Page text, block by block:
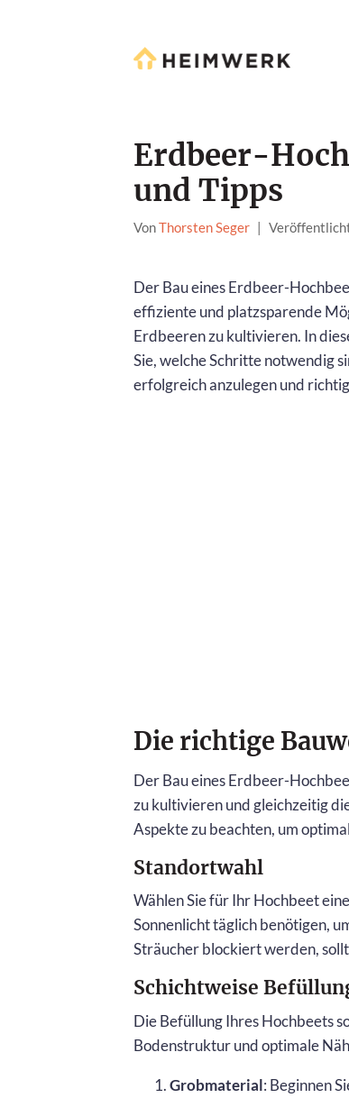
Erdbeer-
und Tipps
VonThorsten Seger |
Der Bau eines Erdbeer-
effiziente und platzsparende
Erdbeeren zu kultivieren. In
Sie, welche Schritte notwendig
erfolgreich anzulegen und
Die richtige
Der Bau eines Erdbeer-
zu kultivieren und gleichzeitig
Aspekte zu beachten, um
Standortwahl
Wählen Sie für Ihr Hochbeet
Sonnenlicht täglich benötigen,
Sträucher blockiert werden,
Schichtweise
Die Befüllung Ihres Hochbeets
Bodenstruktur und optimale
Grobmaterial: Beginnen